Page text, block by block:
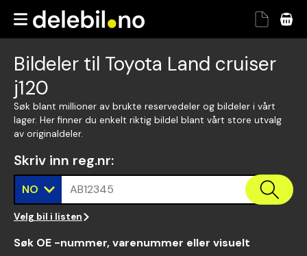
Bildeler til Toyota Land cruiser
j120
Søk blant millioner av brukte reservedeler og bildeler i vårt
lager. Her finner du enkelt riktig bildel blant vårt store utvalg
av originaldeler.
Skriv inn reg.nr:
NO AB12345
Velg bil i listen
Søk OE -nummer, varenummer eller visuelt